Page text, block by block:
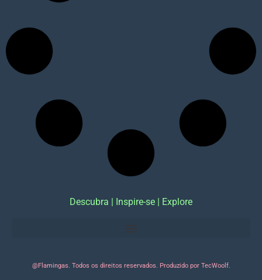
Descubra | Inspire-se | Explore
@Flamingas. Todos os direitos reservados. Produzido por TecWoolf.